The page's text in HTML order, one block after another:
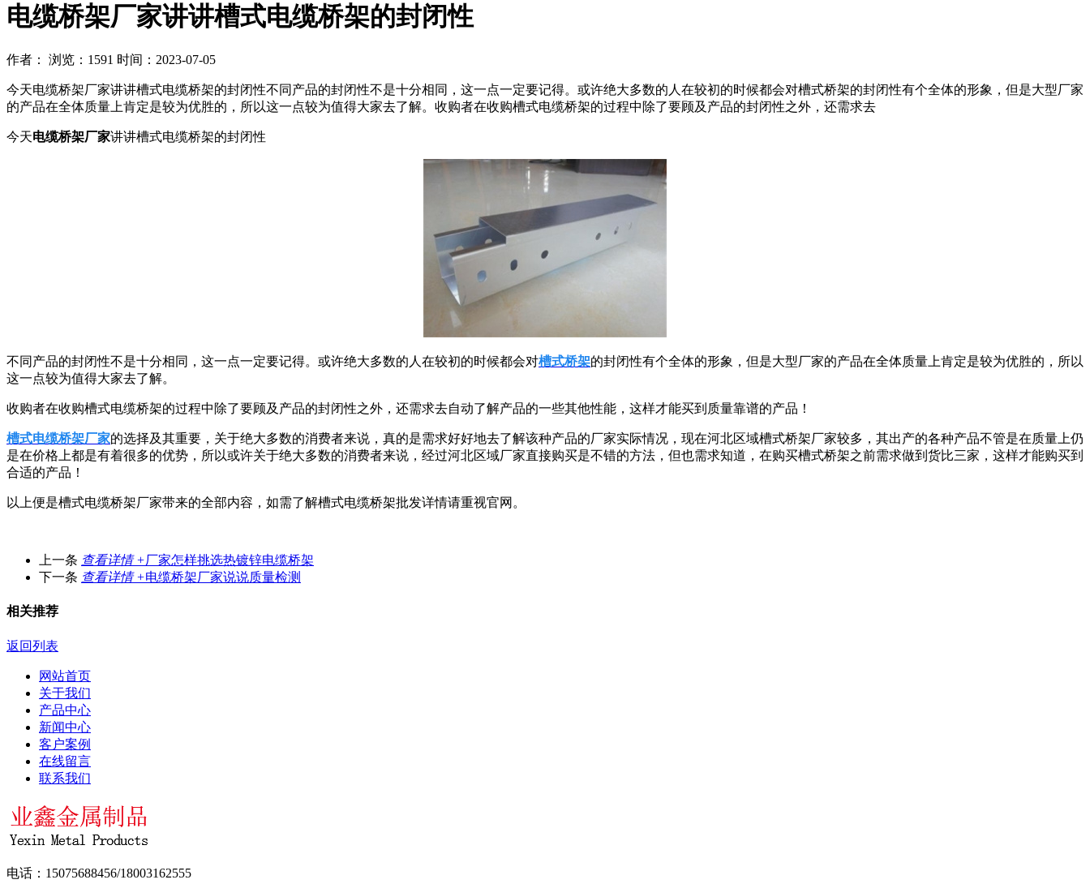
电缆桥架厂家讲讲槽式电缆桥架的封闭性
作者： 浏览：1591 时间：2023-07-05
今天电缆桥架厂家讲讲槽式电缆桥架的封闭性不同产品的封闭性不是十分相同，这一点一定要记得。或许绝大多数的人在较初的时候都会对槽式桥架的封闭性有个全体的形象，但是大型厂家
的产品在全体质量上肯定是较为优胜的，所以这一点较为值得大家去了解。收购者在收购槽式电缆桥架的过程中除了要顾及产品的封闭性之外，还需求去
今天电缆桥架厂家讲讲槽式电缆桥架的封闭性
不同产品的封闭性不是十分相同，这一点一定要记得。或许绝大多数的人在较初的时候都会对槽式桥架的封闭性有个全体的形象，但是大型厂家的产品在全体质量上肯定是较为优胜的，所以
这一点较为值得大家去了解。
收购者在收购槽式电缆桥架的过程中除了要顾及产品的封闭性之外，还需求去自动了解产品的一些其他性能，这样才能买到质量靠谱的产品！
槽式电缆桥架厂家的选择及其重要，关于绝大多数的消费者来说，真的是需求好好地去了解该种产品的厂家实际情况，现在河北区域槽式桥架厂家较多，其出产的各种产品不管是在质量上仍
是在价格上都是有着很多的优势，所以或许关于绝大多数的消费者来说，经过河北区域厂家直接购买是不错的方法，但也需求知道，在购买槽式桥架之前需求做到货比三家，这样才能购买到
合适的产品！
以上便是槽式电缆桥架厂家带来的全部内容，如需了解槽式电缆桥架批发详情请重视官网。
上一条 查看详情 +​厂家怎样挑选热镀锌电缆桥架
下一条 查看详情 +电缆桥架厂家说说质量检测
相关推荐
返回列表
网站首页
关于我们
产品中心
新闻中心
客户案例
在线留言
联系我们
电话：15075688456/18003162555